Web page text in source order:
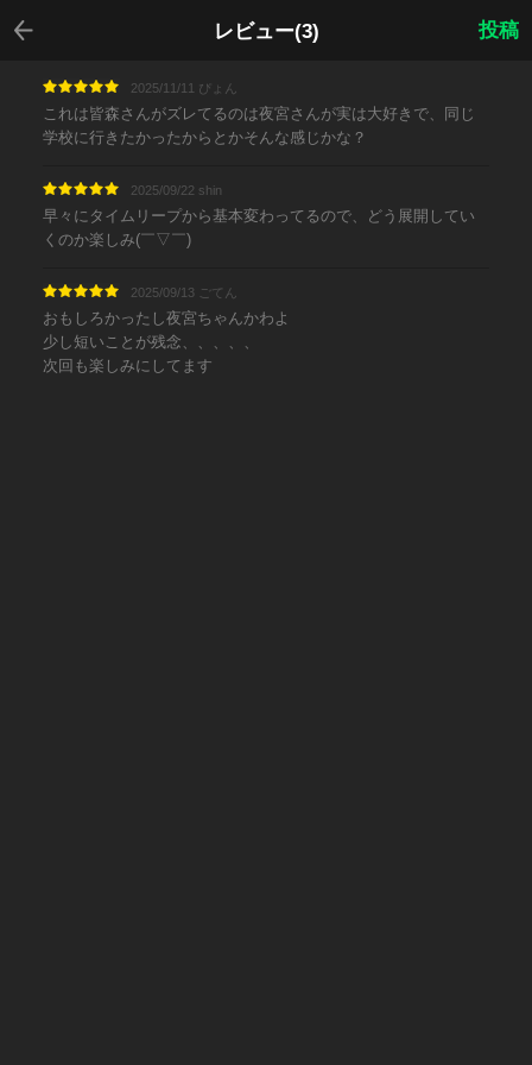
レビュー(3)
戻る
投稿
2025/11/11 ぴょん
これは皆森さんがズレてるのは夜宮さんが実は大好きで、同じ
学校に行きたかったからとかそんな感じかな？
2025/09/22 shin
早々にタイムリープから基本変わってるので、どう展開してい
くのか楽しみ(￣▽￣)
2025/09/13 ごてん
おもしろかったし夜宮ちゃんかわよ
少し短いことが残念、、、、、
次回も楽しみにしてます